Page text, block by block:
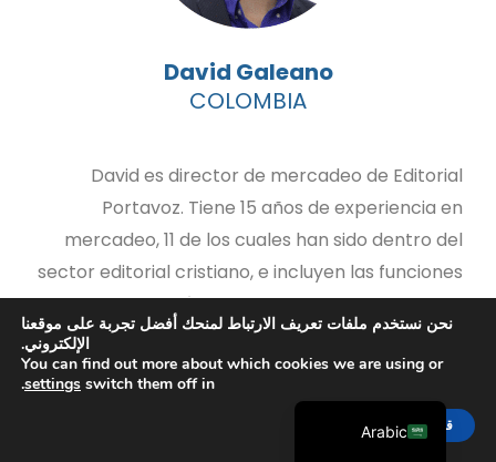
David Galeano
COLOMBIA
David es director de mercadeo de Editorial
Portavoz. Tiene 15 años de experiencia en
mercadeo, 11 de los cuales han sido dentro del
sector editorial cristiano, e incluyen las funciones
que desarrolló en CLC Colombia y en Editorial
CLC. Es licenciado en Mercadeo y Administración
de la Universidad Piloto de Colombia, de la
Universidad Militar Nueva Granada de Colombia y
de Sterling Business College, en Perth (Australia).
نحن نستخدم ملفات تعريف الارتباط لمنحك أفضل تجربة على موقعنا
الإلكتروني.
You can find out more about which cookies we are using or
switch them off in
settings
.
قبول Arabic
Spanish
French
Indonesian
Chinese